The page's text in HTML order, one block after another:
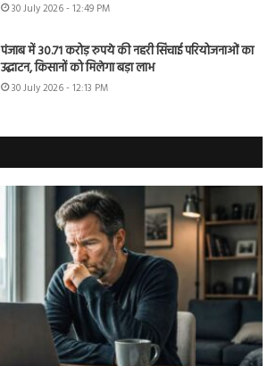
30 July 2026 - 12:49 PM
पंजाब में 30.71 करोड़ रुपये की नहरी सिंचाई परियोजनाओं का
उद्घाटन, किसानों को मिलेगा बड़ा लाभ
30 July 2026 - 12:13 PM